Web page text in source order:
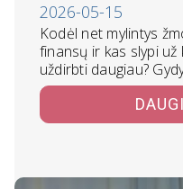
2026-05-15
Kodėl net mylintys
finansų ir kas slypi
uždirbti daugiau?